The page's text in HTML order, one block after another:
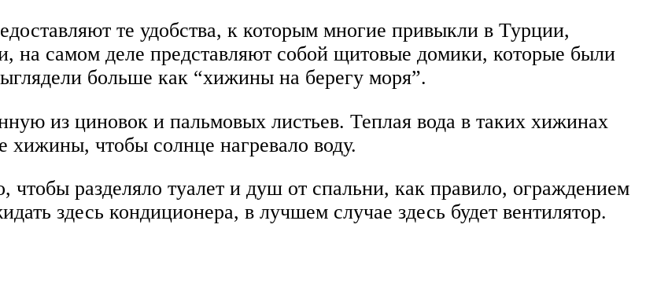
те удобства, к которым многие привыкли в Турции,
на самом деле представляют собой щитовые домики, которые были
больше как “хижины на берегу моря”.
из циновок и пальмовых листьев. Теплая вода в таких хижинах
хижины, чтобы солнце нагревало воду.
чтобы разделяло туалет и душ от спальни, как правило, ограждением
здесь кондиционера, в лучшем случае здесь будет вентилятор.